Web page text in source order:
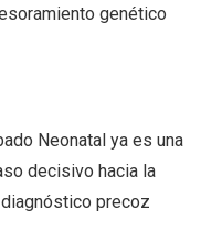
genético
Neonatal ya es una
decisivo hacia la
precoz